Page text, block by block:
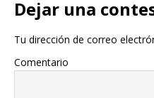
Dejar una
Tu dirección de correo
Comentario